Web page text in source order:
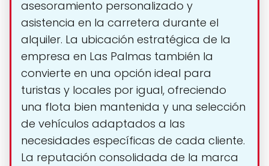
asesoramiento personalizado y
asistencia en la carretera durante el
alquiler. La ubicación estratégica de la
empresa en Las Palmas también la
convierte en una opción ideal para
turistas y locales por igual, ofreciendo
una flota bien mantenida y una selección
de vehículos adaptados a las
necesidades específicas de cada cliente.
La reputación consolidada de la marca